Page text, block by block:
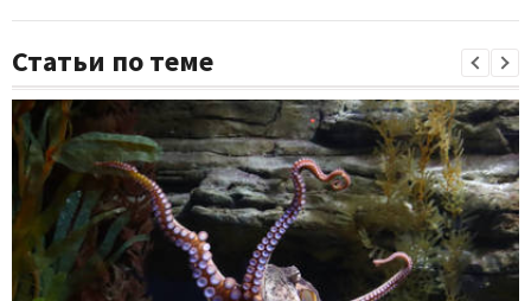
Статьи по теме